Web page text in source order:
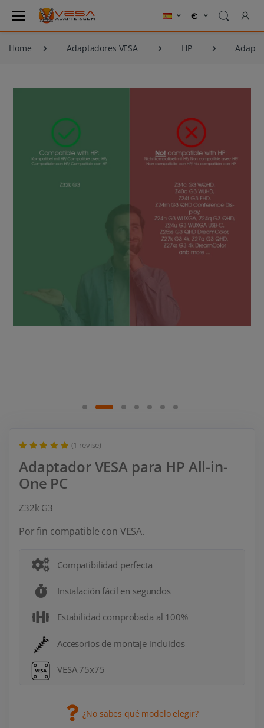
Home Adaptadores VESA HP
(1 revise)
Adaptador VESA para HP All-in-
One PC
Z32k G3
Por fin compatible con VESA.
Compatibilidad perfecta
Instalación fácil en segundos
Estabilidad comprobada al 100%
Accesorios de montaje incluidos
VESA 75x75
¿No sabes qué modelo elegir?